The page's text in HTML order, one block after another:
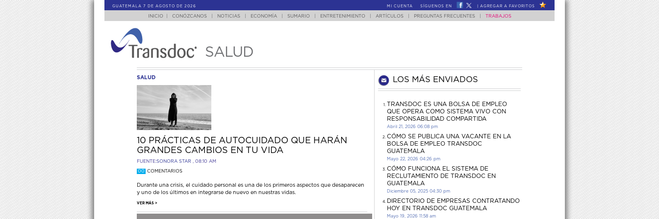
GUATEMALA 7 DE AGOSTO DE 2026 MI CUENTA SÍGUENOS EN AGREGAR A FAVORITOS
INICIO CONÓZCANOS NOTICIAS ECONOMÍA SUMARIO ENTRETENIMIENTO ARTÍCULOS PREGUNTAS FRECUENTES TRABAJOS
SALUD
SALUD
10 PRÁCTICAS DE AUTOCUIDADO QUE HARÁN
GRANDES CAMBIOS EN TU VIDA
FUENTE:SONORA STAR , 08:10 AM
00 COMENTARIOS
Durante una crisis, el cuidado personal es una de los primeros aspectos que desaparecen
y uno de los últimos en integrarse de nuevo en nuestras vidas.
VER MÁS >
LOS MÁS ENVIADOS
TRANSDOC ES UNA BOLSA DE EMPLEO
QUE OPERA COMO SISTEMA VIVO CON
RESPONSABILIDAD COMPARTIDA
Abril 21, 2026 06:08 pm
CÓMO SE PUBLICA UNA VACANTE EN LA
BOLSA DE EMPLEO TRANSDOC
GUATEMALA
Mayo 22, 2026 04:26 pm
CÓMO FUNCIONA EL SISTEMA DE
RECLUTAMIENTO DE TRANSDOC EN
GUATEMALA
Diciembre 05, 2025 04:30 pm
DIRECTORIO DE EMPRESAS CONTRATANDO
HOY EN TRANSDOC GUATEMALA
Mayo 19, 2026 11:58 am